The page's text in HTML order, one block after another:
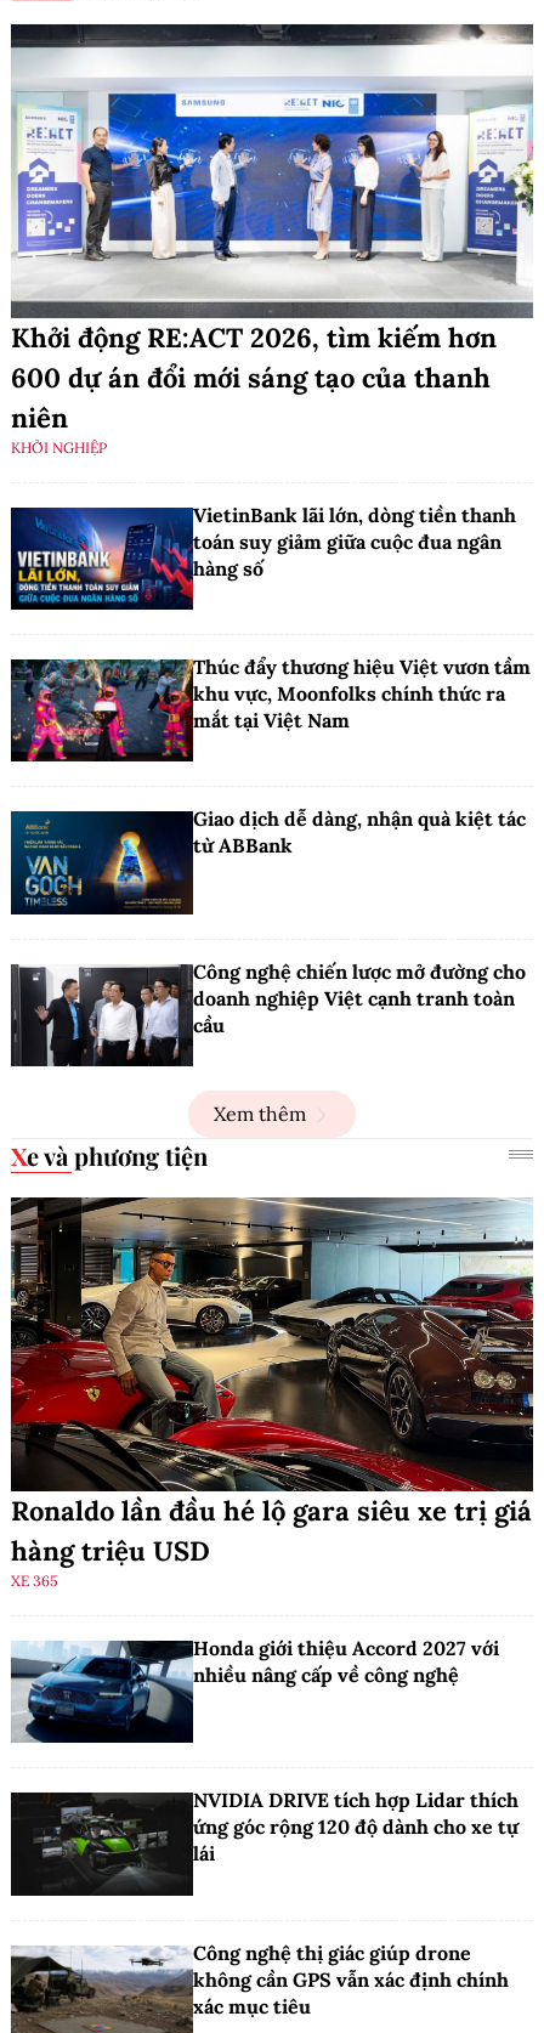
Khởi động RE:ACT 2026, tìm kiếm hơn
600 dự án đổi mới sáng tạo của thanh
niên
KHỞI NGHIỆP
VietinBank lãi lớn, dòng tiền thanh
toán suy giảm giữa cuộc đua ngân
hàng số
Thúc đẩy thương hiệu Việt vươn tầm
khu vực, Moonfolks chính thức ra
mắt tại Việt Nam
Giao dịch dễ dàng, nhận quà kiệt tác
từ ABBank
Công nghệ chiến lược mở đường cho
doanh nghiệp Việt cạnh tranh toàn
cầu
Xem thêm
Xe và phương tiện
Ronaldo lần đầu hé lộ gara siêu xe trị giá
hàng triệu USD
XE 365
Honda giới thiệu Accord 2027 với
nhiều nâng cấp về công nghệ
NVIDIA DRIVE tích hợp Lidar thích
ứng góc rộng 120 độ dành cho xe tự
lái
Công nghệ thị giác giúp drone
không cần GPS vẫn xác định chính
xác mục tiêu